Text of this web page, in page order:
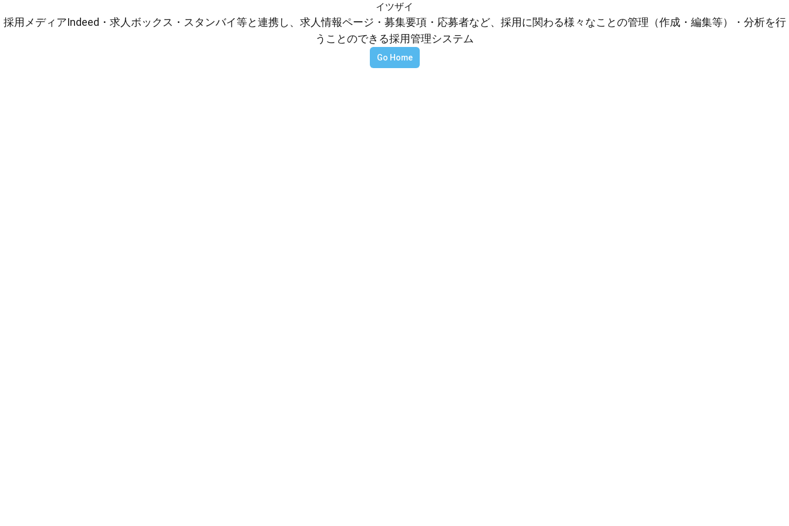
イツザイ
採用メディアIndeed・求人ボックス・スタンバイ等と連携し、求人情報ページ・募集要項・応募者など、採用に関わる様々なことの管理（作成・編集等）・分析を行
うことのできる採用管理システム
Go Home